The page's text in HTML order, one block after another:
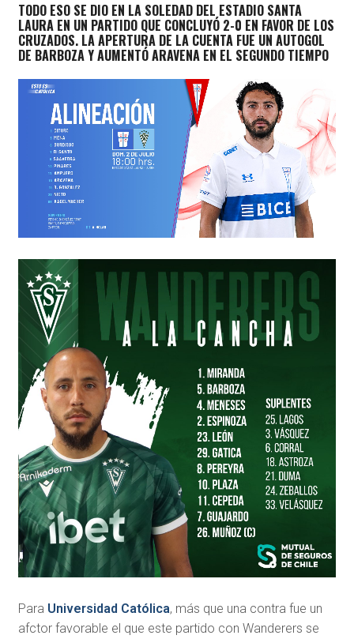
TODO ESO SE DIO EN LA SOLEDAD DEL ESTADIO SANTA
LAURA EN UN PARTIDO QUE CONCLUYÓ 2-0 EN FAVOR DE LOS
CRUZADOS. LA APERTURA DE LA CUENTA FUE UN AUTOGOL
DE BARBOZA Y AUMENTÓ ARAVENA EN EL SEGUNDO TIEMPO
Para Universidad Católica, más que una contra fue un
afctor favorable el que este partido con Wanderers se